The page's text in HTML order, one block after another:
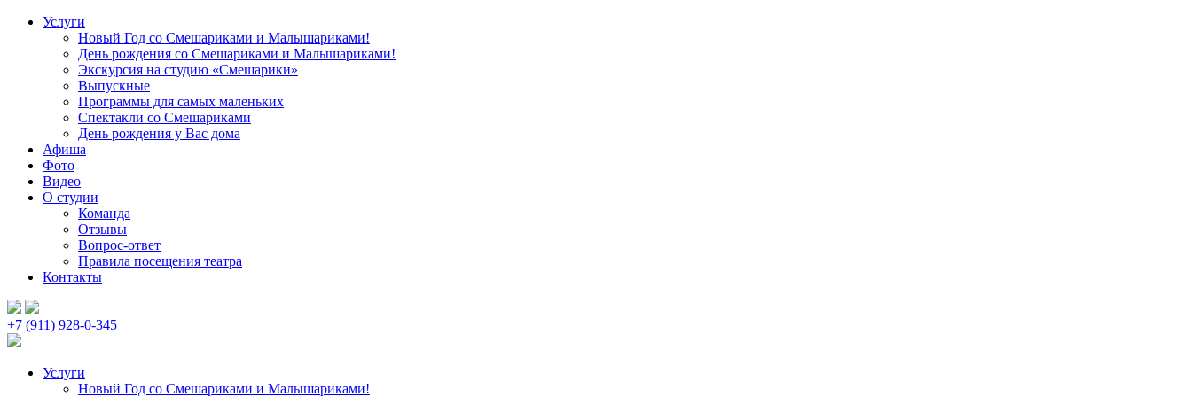
Услуги
Новый Год со Смешариками и Малышариками!
День рождения со Смешариками и Малышариками!
Экскурсия на студию «Смешарики»
Выпускные
Программы для самых маленьких
Спектакли со Смешариками
День рождения у Вас дома
Афиша
Фото
Видео
О студии
Команда
Отзывы
Вопрос-ответ
Правила посещения театра
Контакты
+7 (911) 928-0-345
Услуги
Новый Год со Смешариками и Малышариками!